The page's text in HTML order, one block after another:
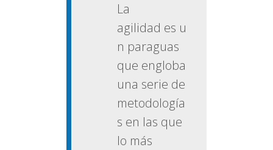
La
agilidad es u
n paraguas
que engloba
una serie de
metodología
s en las que
lo más